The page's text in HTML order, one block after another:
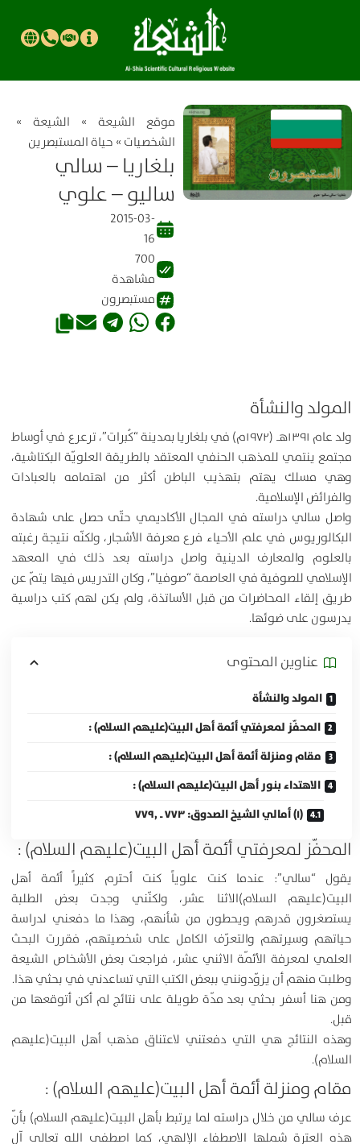
موقع الشیعة» الشيعة»
الشخصيات » حياة المستبصرین
بلغاريا – سالي
ساليو – علوي
2015-03-
16
700
مشاهدة
مستبصرون
المولد والنشأة
ولد عام ۱۳۹۱هـ (۱۹۷۲م) في بلغاريا بمدينة “كُبرات”، ترعرع في أوساط
مجتمع ينتمي للمذهب الحنفي المعتقد بالطريقة العلويّة البكتاشية،
وهي مسلك يهتم بتهذيب الباطن أكثر من اهتمامه بالعبادات
والفرائض الإسلامية.
واصل سالي دراسته في المجال الأكاديمي حتّى حصل على شهادة
البكالوريوس في علم الأحياء فرع معرفة الأشجار، ولكنّه نتيجة رغبته
بالعلوم والمعارف الدينية واصل دراسته بعد ذلك في المعهد
الإسلامي للصوفية في العاصمة “صوفيا”، وكان التدريس فيها يتمّ عن
طريق إلقاء المحاضرات من قبل الأساتذة، ولم يكن لهم كتب دراسية
يدرسون على ضوئها.
عناوين المحتوی
المولد والنشأة
المحفّز لمعرفتي أئمة أهل البيت(عليهم السلام) :
مقام ومنزلة أئمة أهل البيت(عليهم السلام) :
الاهتداء بنور أهل البيت(عليهم السلام) :
(۱) أمالي الشيخ الصدوق: ۷۷۳ ـ ۷۷۹٫
المحفّز لمعرفتي أئمة أهل البيت(عليهم السلام) :
يقول “سالي”: عندما كنت علوياً كنت أحترم كثيراً أئمة أهل
البيت(عليهم السلام)الاثنا عشر، ولكنّني وجدت بعض الطلبة
يستصغرون قدرهم ويحطون من شأنهم، وهذا ما دفعني لدراسة
حياتهم وسيرتهم والتعرّف الكامل على شخصيتهم، فقررت البحث
العلمي لمعرفة الأئمّة الاثني عشر، فراجعت بعض الأشخاص الشيعة
وطلبت منهم أن يزوّدونني ببعض الكتب التي تساعدني في بحثي هذا.
ومن هنا أسفر بحثي بعد مدّة طويلة على نتائج لم أكن أتوقعها من
قبل.
وهذه النتائج هي التي دفعتني لاعتناق مذهب أهل البيت(عليهم
السلام).
مقام ومنزلة أئمة أهل البيت(عليهم السلام) :
عرف سالي من خلال دراسته لما يرتبط بأهل البيت(عليهم السلام) بأنّ
هذه العترة شملها الاصطفاء الإلهي، كما اصطفى الله تعالى آل